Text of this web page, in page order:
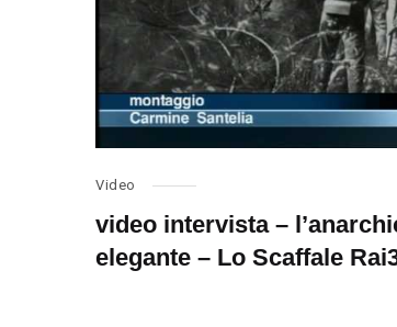
Video
video intervista –
elegante – Lo Scaffale